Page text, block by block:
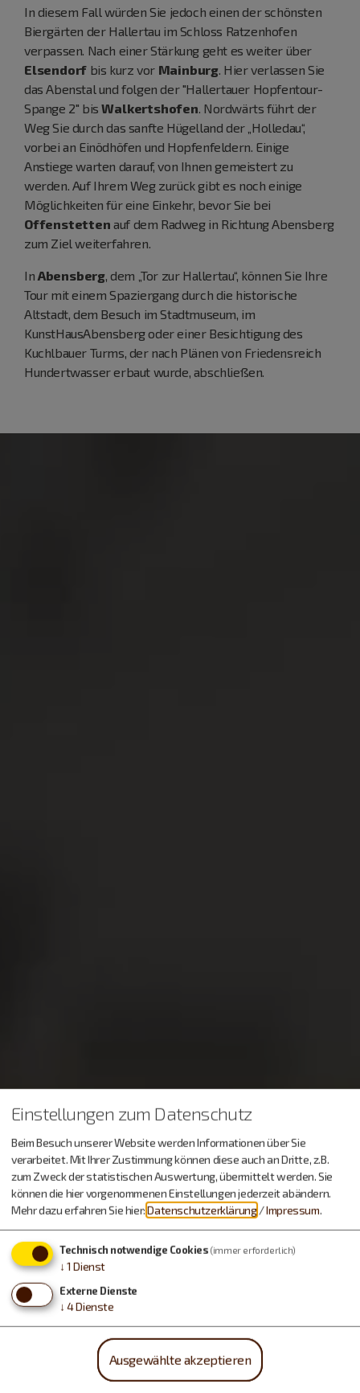
In diesem Fall würden Sie jedoch einen der schönsten
Biergärten der Hallertau im Schloss Ratzenhofen
verpassen. Nach einer Stärkung geht es weiter über
Elsendorf bis kurz vor Mainburg . Hier verlassen Sie
das Abenstal und folgen der "Hallertauer Hopfentour-
Spange 2" bisWalkertshofen . Nordwärts führt der
Weg Sie durch das sanfte Hügelland der „Holledau“,
vorbei an Einödhöfen und Hopfenfeldern. Einige
Anstiege warten darauf, von Ihnen gemeistert zu
werden. Auf Ihrem Weg zurück gibt es noch einige
Möglichkeiten für eine Einkehr, bevor Sie bei
Offenstetten auf dem Radweg in Richtung Abensberg
zum Ziel weiterfahren.
In Abensberg , dem „Tor zur Hallertau“, können Sie Ihre
Tour mit einem Spaziergang durch die historische
Altstadt, dem Besuch im Stadtmuseum, im
KunstHausAbensberg oder einer Besichtigung des
Kuchlbauer Turms, der nach Plänen von Friedensreich
Hundertwasser erbaut wurde, abschließen.
Einstellungen zum Datenschutz
Beim Besuch unserer Website werden Informationen über Sie
verarbeitet. Mit Ihrer Zustimmung können diese auch an Dritte, z.B.
zum Zweck der statistischen Auswertung, übermittelt werden. Sie
können die hier vorgenommenen Einstellungen jederzeit abändern.
Mehr dazu erfahren Sie hier:Datenschutzerklärung /Impressum.
Technisch notwendige Cookies (immer erforderlich)
↓ 1 Dienst
Externe Dienste
↓ 4Dienste
Ausgewählte akzeptieren